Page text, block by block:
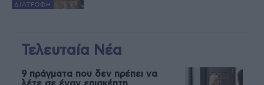
ΔΙΑΤΡΟΦΉ
Τελευταία Νέα
9 πράγματα που δεν πρέπει να